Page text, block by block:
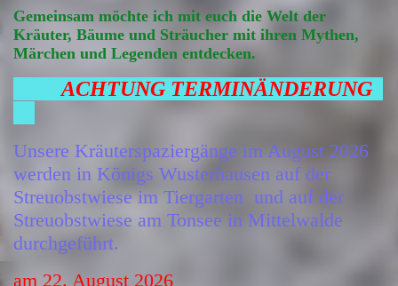
Gemeinsam möchte ich mit euch die Welt der
Kräuter, Bäume und Sträucher mit ihren Mythen,
Märchen und Legenden entdecken.
ACHTUNG TERMINÄNDERUNG
Unsere Kräuterspaziergänge im August 2026
werden in Königs Wusterhausen auf der
Streuobstwiese im Tiergarten und auf der
Streuobstwiese am Tonsee in Mittelwalde
durchgeführt.
am 22. August 2026